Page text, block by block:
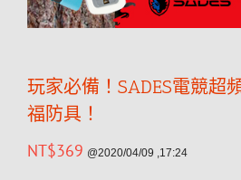
玩家必備！SADES電競超
福防具！
NT$369 @2020/04/09 ,17:24